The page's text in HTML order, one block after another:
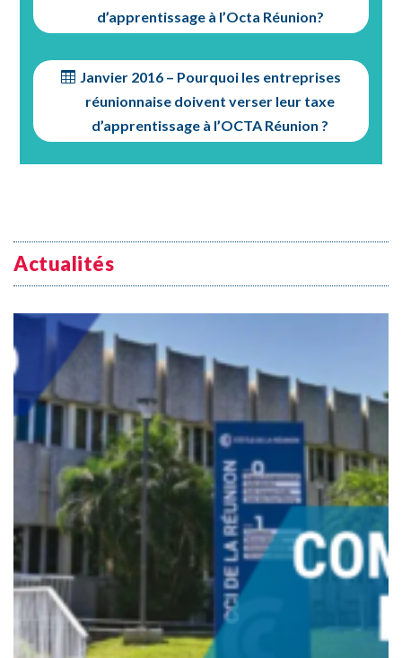
d’apprentissage à l’Octa Réunion?
Janvier 2016 – Pourquoi les entreprises
réunionnaise doivent verser leur taxe
d’apprentissage à l’OCTA Réunion ?
Actualités